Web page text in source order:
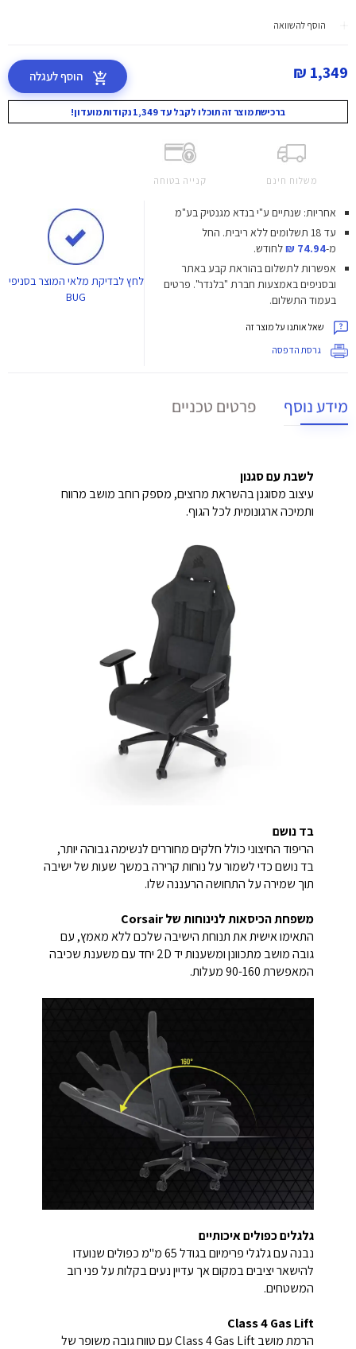
הוסף להשוואה
1,349 ₪ הוסף לעגלה
ברכישת מוצר זה תוכלו לקבל עד 1,349 נקודות מועדון!
משלוח חינם קנייה בטוחה
אחריות: שנתיים ע"י בנדא מגנטיק בע"מ
עד 18 תשלומים ללא ריבית.
החל
מ-74.94 ₪
לחודש.
אפשרות לתשלום בהוראת קבע באתר
ובסניפים באמצעות חברת "בלנדר". פרטים
בעמוד התשלום.
שאל אותנו על מוצר זה
גרסת הדפסה
לחץלבדיקת מלאי המוצר בסניפי
BUG
מידע נוסף פרטים טכניים
לשבת עם סגנון
עיצוב מסוגנן בהשראת מרוצים, מספק רוחב מושב מרווח
ותמיכה ארגונומית לכל הגוף.
בד נושם
הריפוד החיצוני כולל חלקים מחוררים לנשימה גבוהה יותר,
בד נושם כדי לשמור על נוחות קרירה במשך שעות של ישיבה
תוך שמירה על התחושה הרעננה שלו.
משפחת הכיסאות לנינוחות של Corsair
התאימו אישית את תנוחת הישיבה שלכם ללא מאמץ, עם
גובה מושב מתכוונן ומשענות יד 2D יחד עם משענת שכיבה
המאפשרת 90-160 מעלות.
גלגלים כפולים איכותיים
נבנה עם גלגלי פרימיום בגודל 65 מ"מ כפולים שנועדו
להישאר יציבים במקום אך עדיין נעים בקלות על פני רוב
המשטחים.
Class 4 Gas Lift
הרמת מושב Class 4 Gas Lift עם טווח גובה משופר של